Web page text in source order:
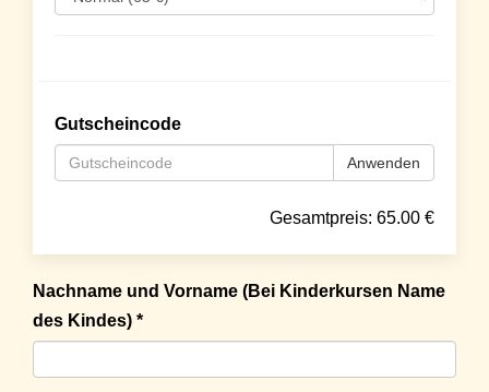
Gutscheincode
Anwenden
Gesamtpreis: 65.00 €
Nachname und Vorname (Bei Kinderkursen Name
des Kindes) *